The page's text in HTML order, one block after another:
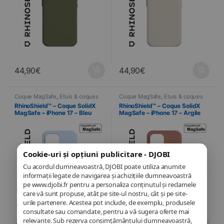
Cookie-uri și opțiuni publicitare - DJOBI
Cu acordul dumneavoastră, DJOBI poate utiliza anumite
informații legate de navigarea și achizițiile dumneavoastră
pe www.djobi.fr pentru a personaliza conținutul și reclamele
care vă sunt propuse, atât pe site-ul nostru, cât și pe site-
urile partenere. Acestea pot include, de exemplu, produsele
consultate sau comandate, pentru a vă sugera oferte mai
relevante. Sub rezerva consimțământului dumneavoastră,
44,90€ 44,90€
Coque MagSafe, Étuis & coques
smartphones, Mobil RhinoShield
Telefonie
RhinoShield™ – Coque SolidX
MagSafe – iPhone 17 – Bleu
Coque MagSafe, Étuis & coques
smartphones, Mobil RhinoShield
Telefonie
RhinoShield™ – Coque SolidX
MagSafe – iPhone 17 – Argile